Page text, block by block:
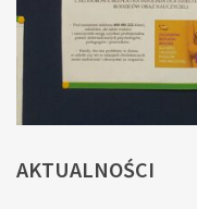
AKTUALNOŚCI